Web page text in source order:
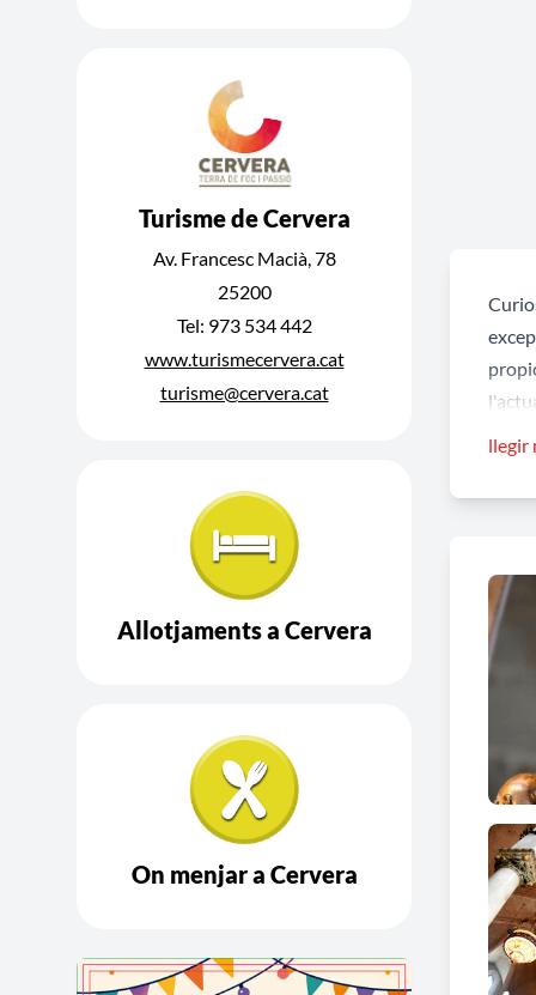
Turisme de Cervera
Av. Francesc Macià, 78
25200
Tel: 973 534 442
www.turismecervera.cat
turisme@cervera.cat
Allotjaments a Cervera
On menjar a Cervera
llegir